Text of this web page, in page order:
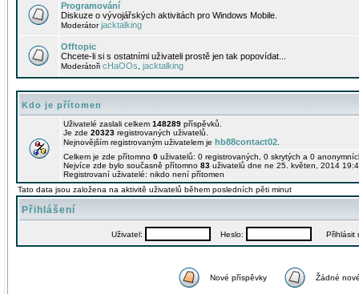
Programování
Diskuze o vývojářských aktivitách pro Windows Mobile.
Moderátorjacktalking
Offtopic
Chcete-li si s ostatními uživateli prostě jen tak popovídat...
Moderátoři cHaOOs jacktalking
Kdo je přítomen
Uživatelé zaslali celkem 148289 příspěvků.
Je zde 20323 registrovaných uživatelů.
Nejnovějším registrovaným uživatelem je hb88contact02
Celkem je zde přítomno 0 uživatelů: 0 registrovaných, 0 skrytých a 0
Nejvíce zde bylo současně přítomno 83 uživatelů dne ne 25. květen, 2014
Registrovaní uživatelé: nikdo není přítomen
Tato data jsou založena na aktivitě uživatelů během posledních pěti minut
Přihlášení
Uživatel: Heslo: Přihlásit
Nové příspěvky Žádné